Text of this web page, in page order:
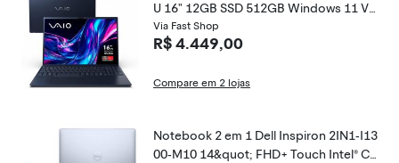
U 16" 12GB SSD 512GB Windows 11 VJ
FE69F11X-B1221H
Via Fast Shop
R$ 4.449,00
Compare em 2 lojas
Notebook 2 em 1 Dell Inspiron 2IN1-I13
00-M10 14&quot; FHD+ Touch Intel® Co